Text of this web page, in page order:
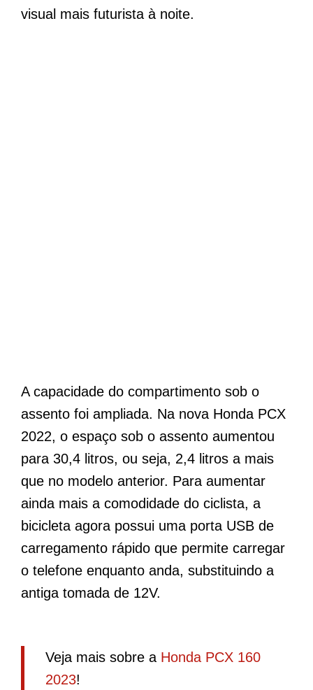
visual mais futurista à noite.
A capacidade do compartimento sob o
assento foi ampliada. Na nova Honda PCX
2022, o espaço sob o assento aumentou
para 30,4 litros, ou seja, 2,4 litros a mais
que no modelo anterior. Para aumentar
ainda mais a comodidade do ciclista, a
bicicleta agora possui uma porta USB de
carregamento rápido que permite carregar
o telefone enquanto anda, substituindo a
antiga tomada de 12V.
Veja mais sobre a Honda PCX 160
2023!